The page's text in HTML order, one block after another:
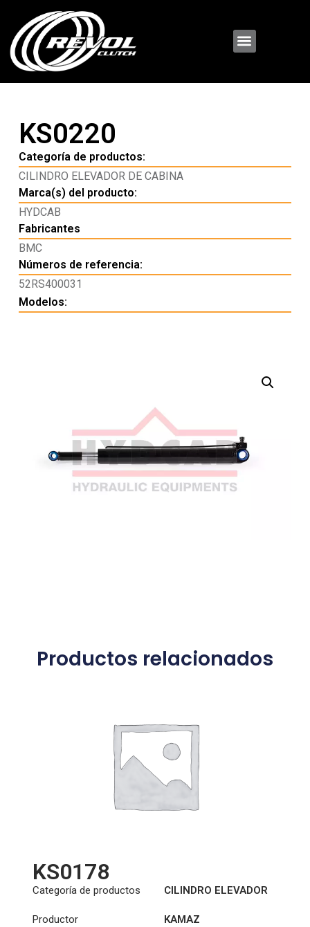
KS0220
Categoría de productos:
CILINDRO ELEVADOR DE CABINA
Marca(s) del producto:
HYDCAB
Fabricantes
BMC
Números de referencia:
52RS400031
Modelos:
Productos relacionados
KS0178
Categoría de productos
CILINDRO ELEVADOR
Productor
KAMAZ